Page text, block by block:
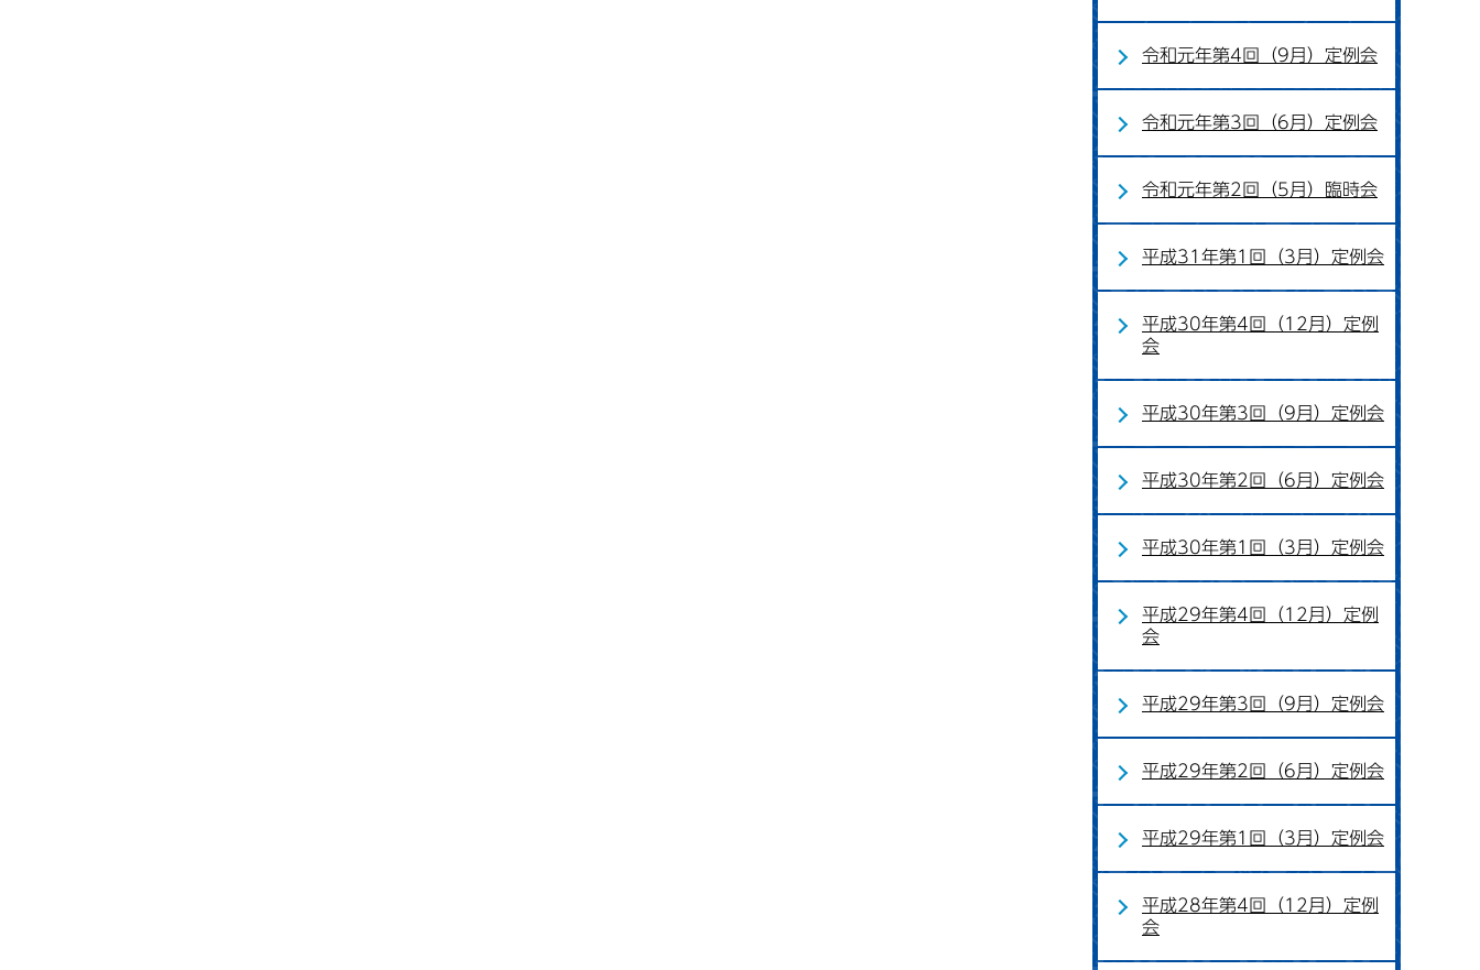
令和元年第4回（9月）定例会
令和元年第3回（6月）定例会
令和元年第2回（5月）臨時会
平成31年第1回（3月）定例会
平成30年第4回（12月）定例
会
平成30年第3回（9月）定例会
平成30年第2回（6月）定例会
平成30年第1回（3月）定例会
平成29年第4回（12月）定例
会
平成29年第3回（9月）定例会
平成29年第2回（6月）定例会
平成29年第1回（3月）定例会
平成28年第4回（12月）定例
会